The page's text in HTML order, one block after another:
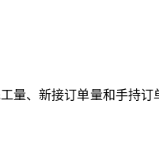
量、新接订单量和手持